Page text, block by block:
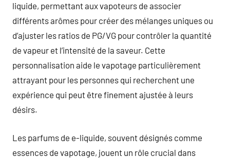
liquide, permettant aux vapoteurs de associer
différents arômes pour créer des mélanges uniques ou
d’ajuster les ratios de PG/VG pour contrôler la quantité
de vapeur et l’intensité de la saveur. Cette
personnalisation aide le vapotage particulièrement
attrayant pour les personnes qui recherchent une
expérience qui peut être finement ajustée à leurs
désirs.
Les parfums de e-liquide, souvent désignés comme
essences de vapotage, jouent un rôle crucial dans